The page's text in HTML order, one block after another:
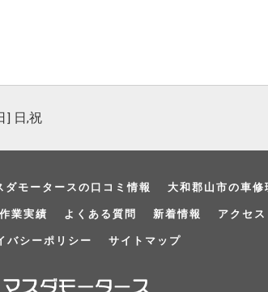
] 日,祝
モータースの口コミ情報 大和郡山市の車修
作業実績 よくある質問 新着情報 アクセス
バシーポリシー サイトマップ